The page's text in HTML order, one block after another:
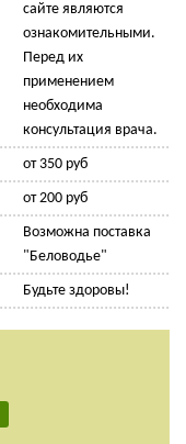
сайте являются
ознакомительными.
Перед их
применением
необходима
консультация врача.
от 350 руб
от 200 руб
Возможна поставка
"Беловодье"
Будьте здоровы!